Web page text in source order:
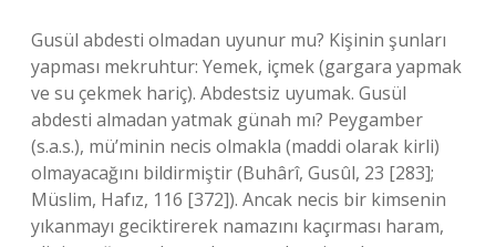
Gusül abdesti olmadan uyunur mu? Kişinin şunları
yapması mekruhtur: Yemek, içmek (gargara yapmak
ve su çekmek hariç). Abdestsiz uyumak. Gusül
abdesti almadan yatmak günah mı? Peygamber
(s.a.s.), mü’minin necis olmakla (maddi olarak kirli)
olmayacağını bildirmiştir (Buhârî, Gusûl, 23 [283];
Müslim, Hafız, 116 [372]). Ancak necis bir kimsenin
yıkanmayı geciktirerek namazını kaçırması haram,